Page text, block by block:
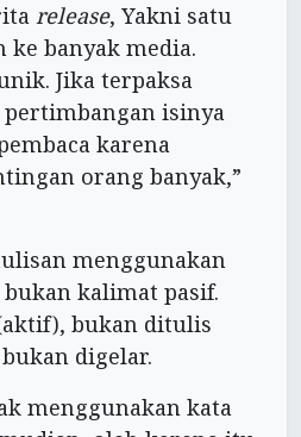
release, Yakni satu
banyak media.
Jika terpaksa
isinya
karena
orang banyak,”
menggunakan
kalimat pasif.
bukan ditulis
digelar.
menggunakan kata